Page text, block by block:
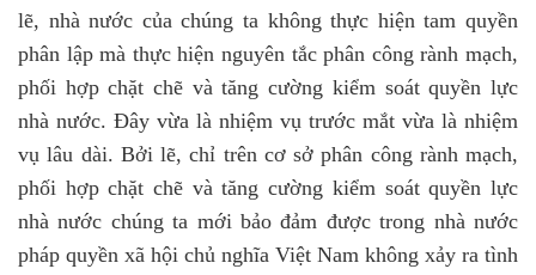
lẽ, nhà nước của chúng ta không thực hiện tam quyền
phân lập mà thực hiện nguyên tắc phân công rành mạch,
phối hợp chặt chẽ và tăng cường kiểm soát quyền lực
nhà nước. Đây vừa là nhiệm vụ trước mắt vừa là nhiệm
vụ lâu dài. Bởi lẽ, chỉ trên cơ sở phân công rành mạch,
phối hợp chặt chẽ và tăng cường kiểm soát quyền lực
nhà nước chúng ta mới bảo đảm được trong nhà nước
pháp quyền xã hội chủ nghĩa Việt Nam không xảy ra tình